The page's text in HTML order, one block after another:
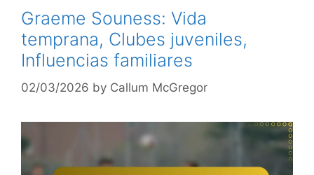
Graeme Souness: Vida
temprana, Clubes juveniles,
Influencias familiares
02/03/2026 by Callum McGregor